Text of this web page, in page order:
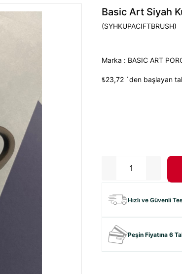
Basic Art Siyah
(SYHKUPACIFTBRUSH)
Marka : BASIC ART
₺23,72 `den başlayan
Hızlı ve Güvenli
Peşin Fiyatına 6